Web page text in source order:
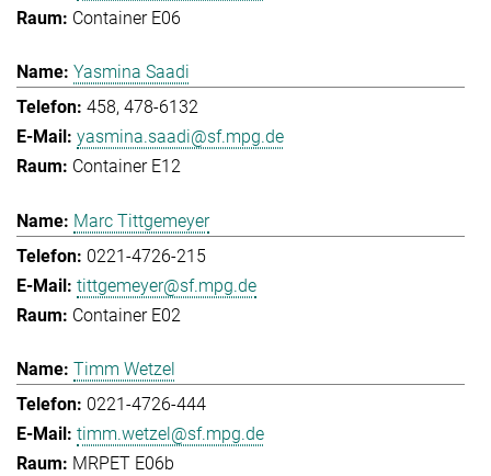
Container E06
Yasmina Saadi
458, 478-6132
yasmina.saadi@sf.mpg.de
Container E12
Marc Tittgemeyer
0221-4726-215
tittgemeyer@sf.mpg.de
Container E02
Timm Wetzel
0221-4726-444
timm.wetzel@sf.mpg.de
MRPET E06b